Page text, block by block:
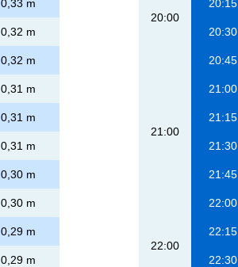
0,33 m
0,32 m
0,32 m
0,31 m
0,31 m
0,31 m
0,30 m
0,30 m
0,29 m
0,29 m
20:00
20:15
20:30
20:45
21:00
21:00
21:15
21:30
21:45
22:00
22:00
22:15
22:30